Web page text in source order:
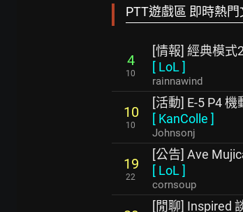
PTT遊戲區 即時熱門
4
10
[情報] 經典模式
[ LoL ]
rainnawind
10
10
[活動] E-5 P4
[ KanColle ]
Johnsonj
19
22
[公告] Ave
[ LoL ]
cornsoup
[閒聊] Inspired